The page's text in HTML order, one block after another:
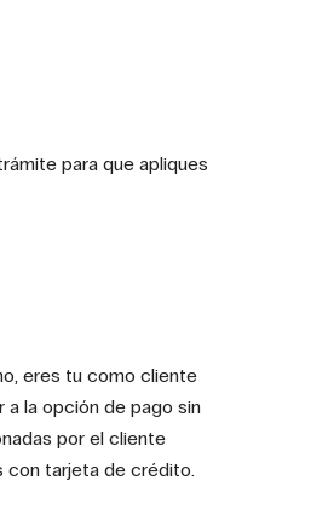
para que apliques
eres tu como cliente
la opción de pago sin
por el cliente
con tarjeta de crédito.